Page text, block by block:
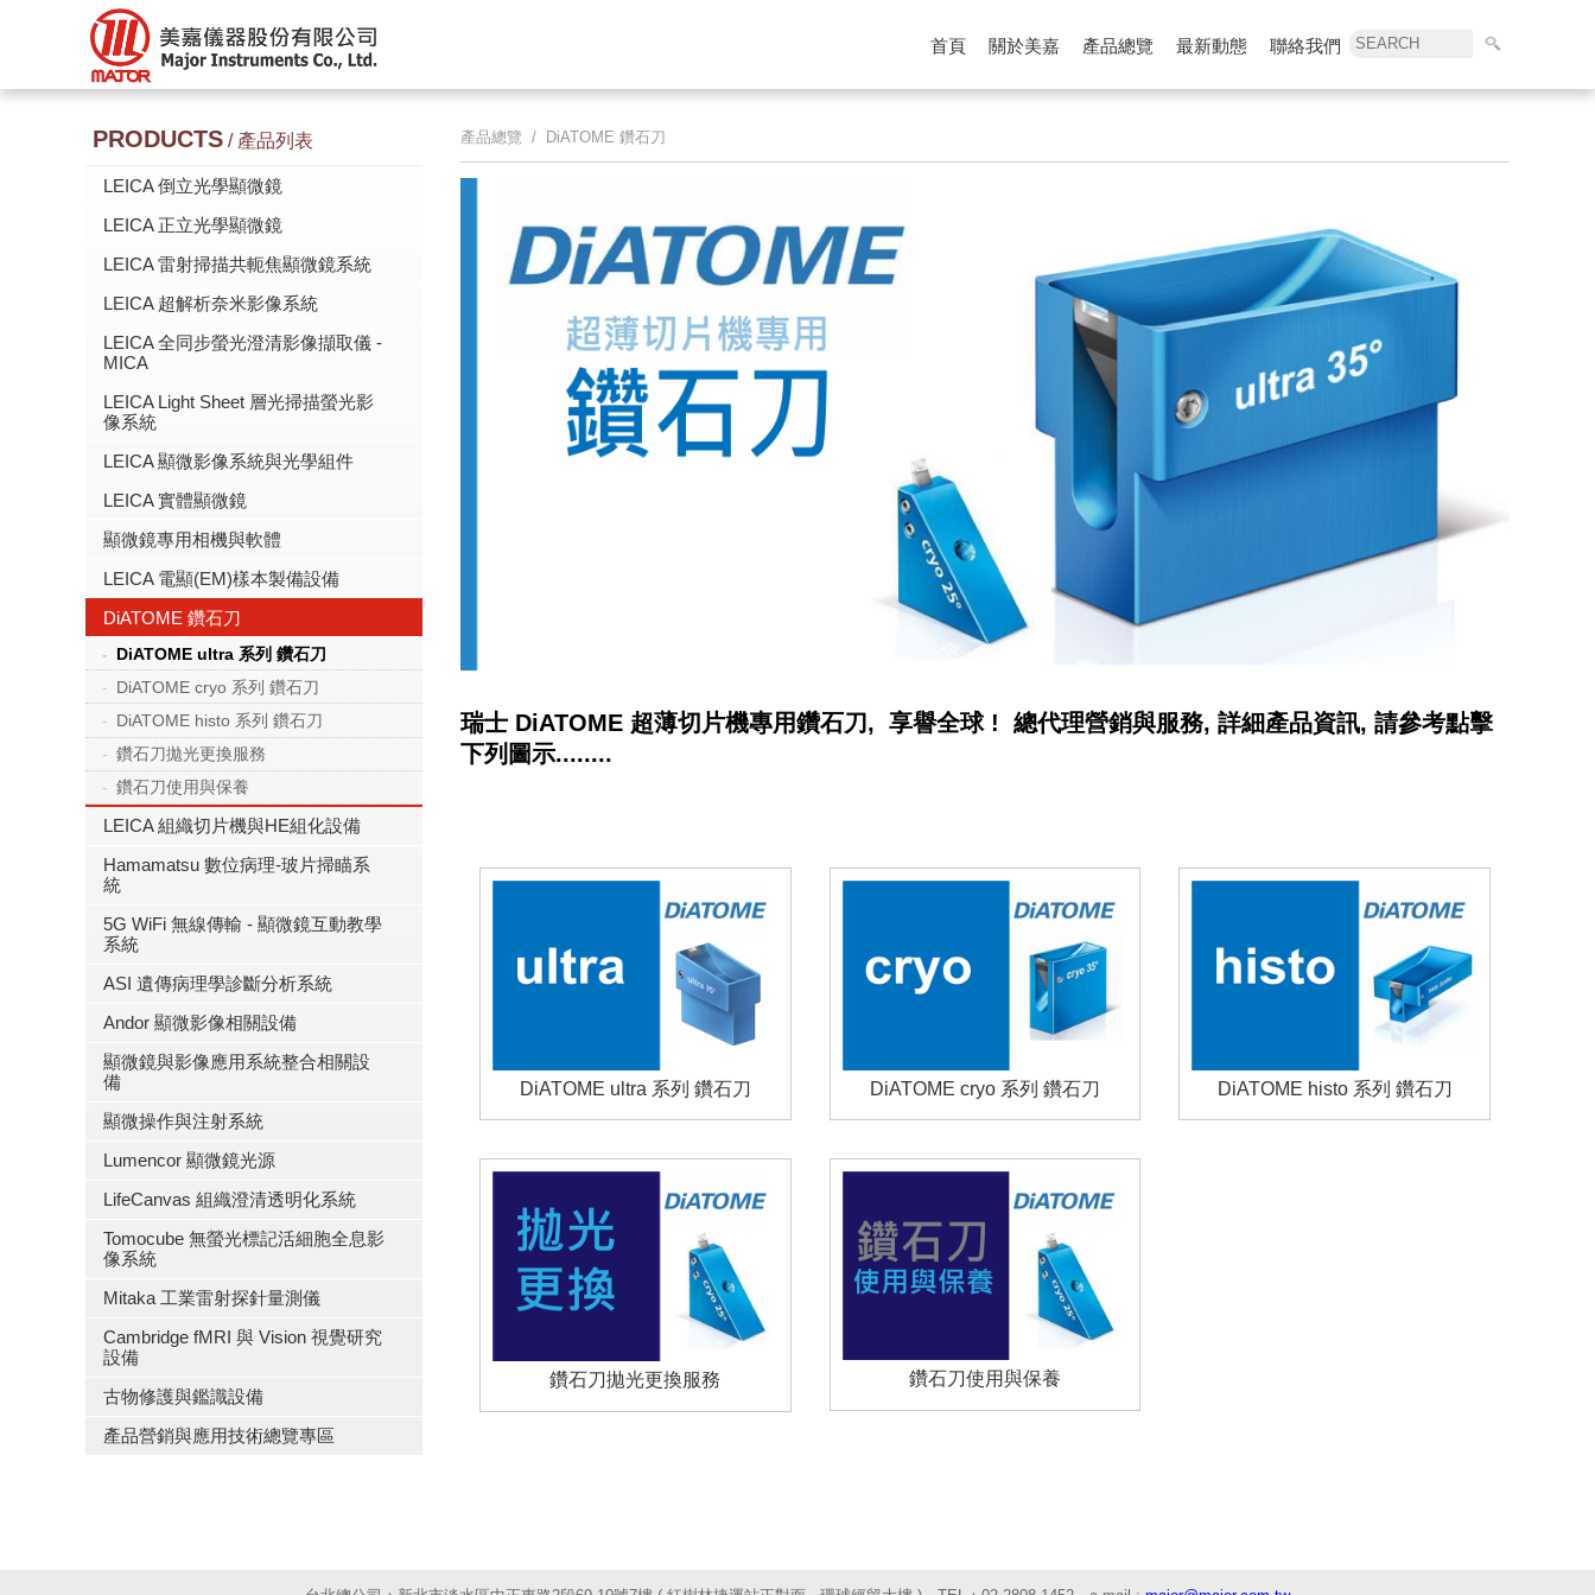
首頁 關於美嘉 產品總覽 最新動態 聯絡我們
PRODUCTS / 產品列表
LEICA 倒立光學顯微鏡
LEICA 正立光學顯微鏡
LEICA 雷射掃描共軛焦顯微鏡系統
LEICA 超解析奈米影像系統
LEICA 全同步螢光澄清影像擷取儀 -
MICA
LEICA Light Sheet 層光掃描螢光影
像系統
LEICA 顯微影像系統與光學組件
LEICA 實體顯微鏡
顯微鏡專用相機與軟體
LEICA 電顯(EM)樣本製備設備
DiATOME 鑽石刀
DiATOME ultra 系列 鑽石刀
DiATOME cryo 系列 鑽石刀
DiATOME histo 系列 鑽石刀
鑽石刀拋光更換服務
鑽石刀使用與保養
LEICA 組織切片機與HE組化設備
Hamamatsu 數位病理-玻片掃瞄系
統
5G WiFi 無線傳輸 - 顯微鏡互動教學
系統
ASI 遺傳病理學診斷分析系統
Andor 顯微影像相關設備
顯微鏡與影像應用系統整合相關設
備
顯微操作與注射系統
Lumencor 顯微鏡光源
LifeCanvas 組織澄清透明化系統
Tomocube 無螢光標記活細胞全息影
像系統
Mitaka 工業雷射探針量測儀
Cambridge fMRI 與 Vision 視覺研究
設備
古物修護與鑑識設備
產品營銷與應用技術總覽專區
產品總覽 / DiATOME 鑽石刀
瑞士 DiATOME 超薄切片機專用鑽石刀, 享譽全球 ! 總代理營銷與服務, 詳細產品資訊, 請參考點擊
下列圖示........
DiATOME ultra 系列 鑽石刀 DiATOME cryo 系列 鑽石刀 DiATOME histo 系列 鑽石刀
鑽石刀拋光更換服務 鑽石刀使用與保養